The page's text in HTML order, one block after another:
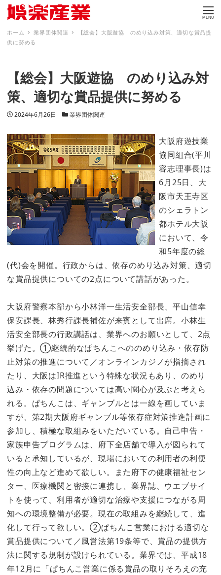
MENU
ホーム 業界団体関連
【総会】大阪遊協 のめり込み対策、適切な賞品提
供に努める
【総会】大阪遊協 のめり込み対
策、適切な賞品提供に努める
投稿日
2024年6月26日 カテゴリー
業界団体関連
大阪府遊技業
協同組合(平川
容志理事長)は
6月25日、大
阪市天王寺区
のシェラトン
都ホテル大阪
において、令
和5年度の総
(代)会を開催。行政からは、依存のめり込み対策、適切
な賞品提供についての2点について講話があった。
大阪府警察本部から小林洋一生活安全部長、平山信幸
保安課長、林秀行課長補佐が来賓として出席。小林生
活安全部長の行政講話は、業界へのお願いとして、2点
挙げた。①継続的なぱちんこへののめり込み・依存防
止対策の推進について／オンラインカジノが指摘され
たり、大阪はIR推進という特殊な状況もあり、のめり
込み・依存の問題については高い関心が及ぶと考えら
れる。ぱちんこは、ギャンブルとは一線を画していま
すが、第2期大阪府ギャンブル等依存症対策推進計画に
参加し、積極な取組みをいただいている。自己申告・
家族申告プログラムは、府下全店舗で導入が図られて
いると承知しているが、現場においての利用者の利便
性の向上など進めて欲しい。また府下の健康福祉セン
ター、医療機関と密接に連携し、業界誌、ウエブサイ
トを使って、利用者が適切な治療や支援につながる周
知への環境整備が必要。現在の取組みを継続して、進
化して行って欲しい。②ぱちんこ営業における適切な
賞品提供について／風営法第19条等で、賞品の提供方
法に関する規制が設けられている。業界では、平成18
年12月に「ぱちんこ営業に係る賞品の取りそろえの充